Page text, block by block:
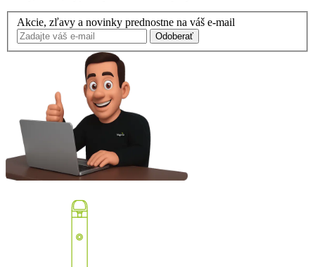
Akcie, zľavy a novinky prednostne na váš e-mail
Odoberať